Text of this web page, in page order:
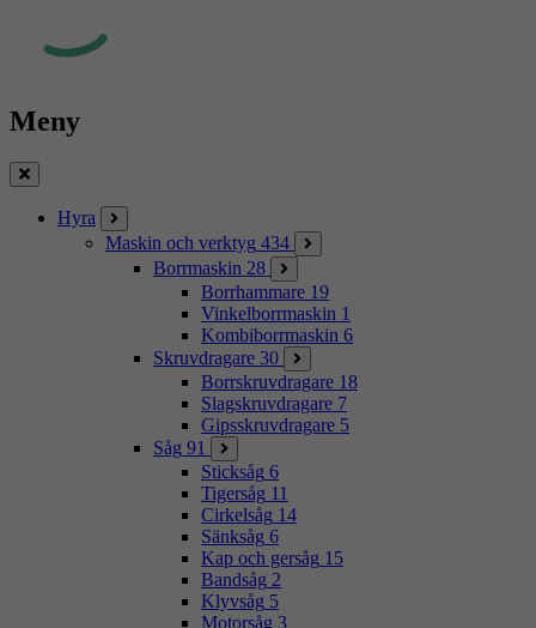
Meny
Stäng
Hyra
Maskin och verktyg 434
Borrmaskin 28
Borrhammare 19
Vinkelborrmaskin 1
Kombiborrmaskin 6
Skruvdragare 30
Borrskruvdragare 18
Slagskruvdragare 7
Gipsskruvdragare 5
Såg 91
Sticksåg 6
Tigersåg 11
Cirkelsåg 14
Sänksåg 6
Kap och gersåg 15
Bandsåg 2
Klyvsåg 5
Motorsåg 3